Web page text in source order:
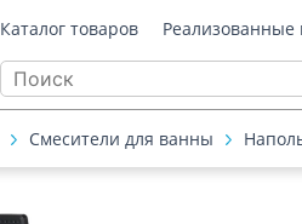
Каталог товаров Реализованные
Смесители для ванны